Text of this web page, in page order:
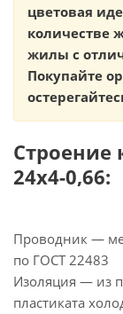
цветовая
количестве
жилы с
Покупайте
Строение
24х4-0,66:
Проводник —
по ГОСТ 22483
Изоляция — из
пластиката